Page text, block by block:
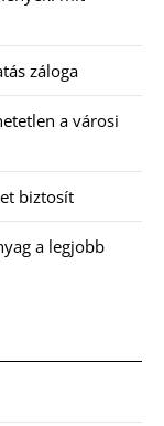
záloga
a városi
biztosít
a legjobb